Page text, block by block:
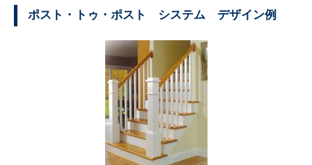
ポスト・トゥ・ポスト システム デザイン例